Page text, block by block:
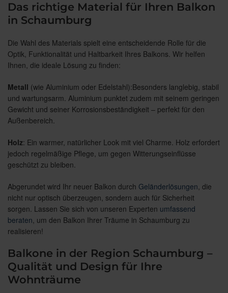
Das richtige Material für Ihren Balkon
in Schaumburg
Die Wahl des Materials spielt eine entscheidende Rolle für die
Optik, Funktionalität und Haltbarkeit Ihres Balkons. Wir helfen
Ihnen, die ideale Lösung zu finden:
Metall (wie Aluminium oder Edelstahl):Besonders langlebig, stabil
und wartungsarm. Aluminium punktet zudem mit seinem geringen
Gewicht und seiner Korrosionsbeständigkeit – perfekt für den
Außenbereich.
Holz: Ein warmer, natürlicher Look mit viel Charme. Holz erfordert
jedoch regelmäßige Pflege, um gegen Witterungseinflüsse
geschützt zu bleiben.
Abgerundet wird Ihr neuer Balkon durch Geländerlösungen, die
nicht nur optisch überzeugen, sondern auch für Sicherheit
sorgen. Lassen Sie sich von unseren Experten umfassend
beraten, um den Balkon Ihrer Träume in Schaumburg zu
realisieren!
Balkone in der Region Schaumburg –
Qualität und Design für Ihre
Wohnträume